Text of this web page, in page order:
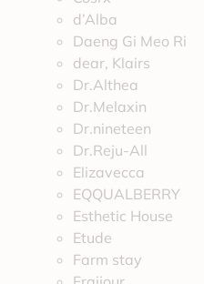
d’Alba
Daeng Gi Meo Ri
dear, Klairs
Dr.Althea
Dr.Melaxin
Dr.nineteen
Dr.Reju-All
Elizavecca
EQQUALBERRY
Esthetic House
Etude
Farm stay